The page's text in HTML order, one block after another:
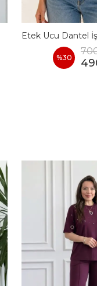
%30